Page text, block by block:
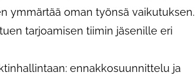
ymmärtää oman työnsä vaikutuksen.
tarjoamisen tiimin jäsenille eri
ennakkosuunnittelu ja